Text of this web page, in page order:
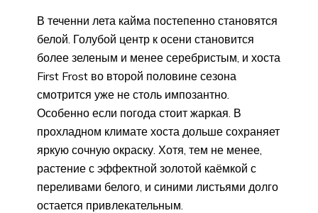
В теченни лета кайма постепенно становятся
белой. Голубой центр к осени становится
более зеленым и менее серебристым, и хоста
First Frost во второй половине сезона
смотрится уже не столь импозантно.
Особенно если погода стоит жаркая. В
прохладном климате хоста дольше сохраняет
яркую сочную окраску. Хотя, тем не менее,
растение с эффектной золотой каёмкой с
переливами белого, и синими листьями долго
остается привлекательным.